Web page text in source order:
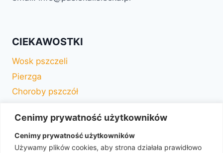
Cenimy prywatność użytkowników
Cenimy prywatność użytkowników
Używamy plików cookies, aby strona działała prawidłowo
CIEKAWOSTKI
Wosk pszczeli
Pierzga
Choroby pszczół
Słownik pszczelarza
Choroby czerwiu